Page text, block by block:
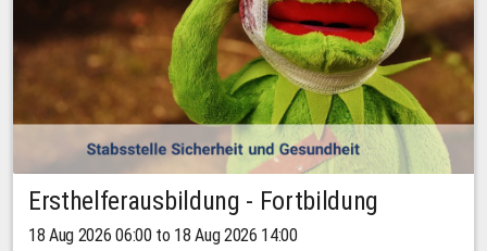
Ersthelferausbildung - Fortbildung
18 Aug 2026 06:00 to 18 Aug 2026 14:00